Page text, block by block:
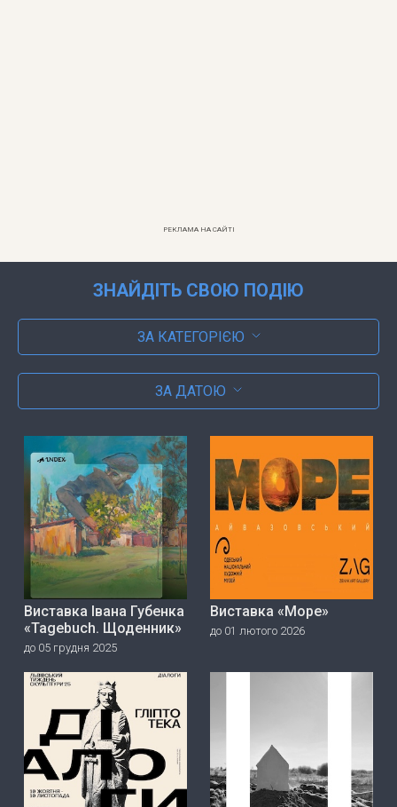
РЕКЛАМА НА САЙТІ
ЗНАЙДІТЬ СВОЮ ПОДІЮ
ЗА КАТЕГОРІЄЮ
ЗА ДАТОЮ
Виставка Івана Губенка
«Tagebuch. Щоденник»
до 05 грудня 2025
Виставка «Море»
до 01 лютого 2026